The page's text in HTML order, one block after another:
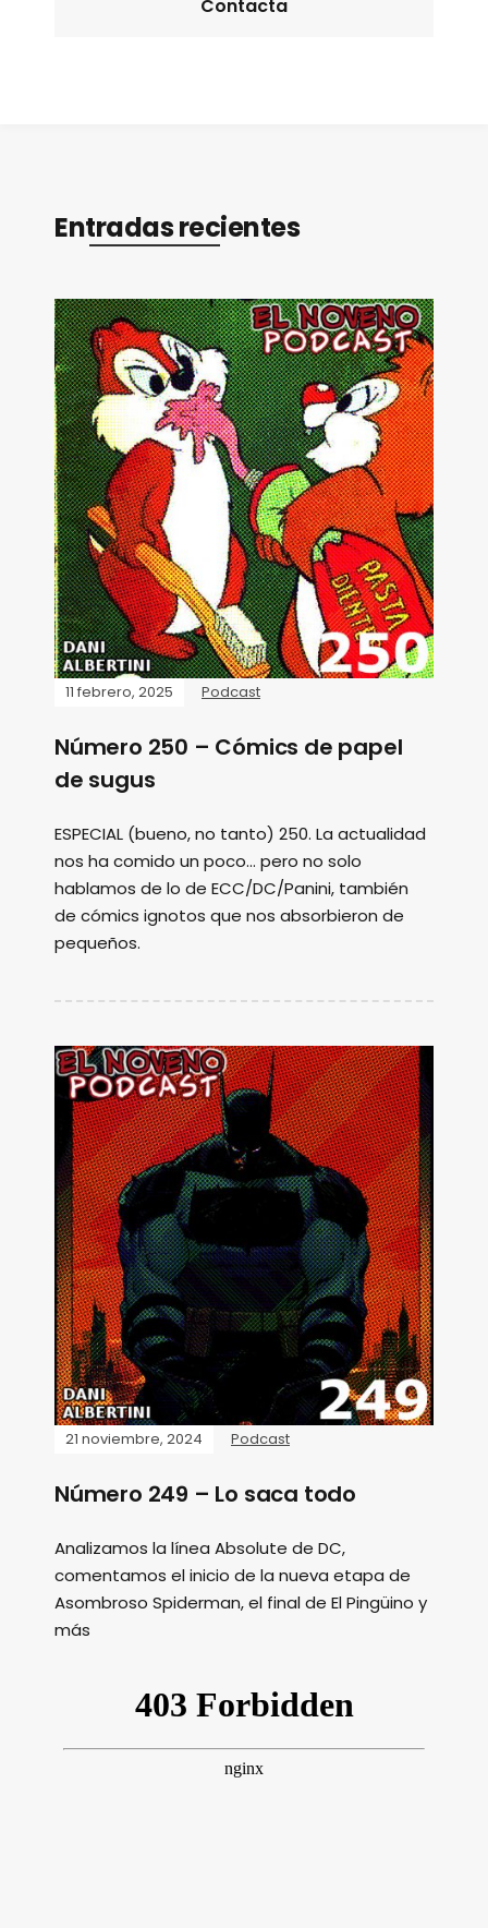
Contacta
Entradas recientes
11 febrero, 2025 Podcast
Número 250 – Cómics de papel
de sugus
ESPECIAL (bueno, no tanto) 250. La actualidad
nos ha comido un poco... pero no solo
hablamos de lo de ECC/DC/Panini, también
de cómics ignotos que nos absorbieron de
pequeños.
21 noviembre, 2024 Podcast
Número 249 – Lo saca todo
Analizamos la línea Absolute de DC,
comentamos el inicio de la nueva etapa de
Asombroso Spiderman, el final de El Pingüino y
más